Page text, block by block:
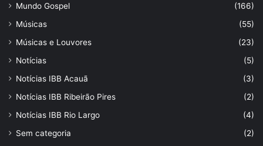
Mundo Gospel
(166)
Músicas
(55)
Músicas e Louvores
(23)
Notícias
(5)
Notícias IBB Acauã
(3)
Notícias IBB Ribeirão Pires
(2)
Notícias IBB Rio Largo
(4)
Sem categoria
(2)